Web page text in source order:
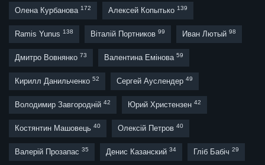
Олена Курбанова 172 Алексей Копытько 139
Ramis Yunus 138 Віталій Портников 99 Иван Лютый 98
Дмитро Вовнянко 73 Валентина Емінова 59
Кирилл Данильченко 52 Сергей Ауслендер 49
Володимир Завгородній 42 Юрий Христензен 42
Костянтин Машовець 40 Олексій Петров 40
Валерій Прозапас 35 Денис Казанский 34 Гліб Бабіч 29